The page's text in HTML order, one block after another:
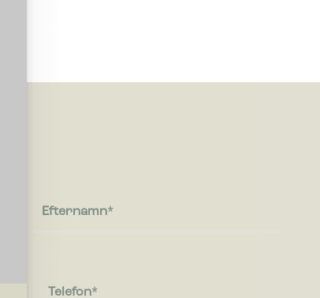
Efternamn
Telefon